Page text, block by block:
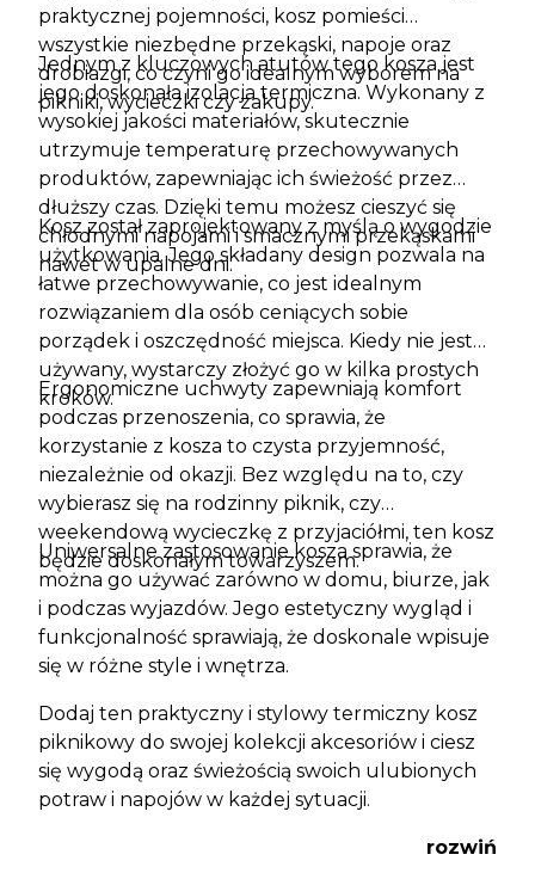
praktycznej pojemności, kosz pomieści
wszystkie niezbędne przekąski, napoje oraz
drobiazgi, co czyni go idealnym wyborem na
pikniki, wycieczki czy zakupy.
Jednym z kluczowych atutów tego kosza jest
jego doskonała izolacja termiczna. Wykonany z
wysokiej jakości materiałów, skutecznie
utrzymuje temperaturę przechowywanych
produktów, zapewniając ich świeżość przez
dłuższy czas. Dzięki temu możesz cieszyć się
chłodnymi napojami i smacznymi przekąskami
nawet w upalne dni.
Kosz został zaprojektowany z myślą o wygodzie
użytkowania. Jego składany design pozwala na
łatwe przechowywanie, co jest idealnym
rozwiązaniem dla osób ceniących sobie
porządek i oszczędność miejsca. Kiedy nie jest
używany, wystarczy złożyć go w kilka prostych
kroków.
Ergonomiczne uchwyty zapewniają komfort
podczas przenoszenia, co sprawia, że
korzystanie z kosza to czysta przyjemność,
niezależnie od okazji. Bez względu na to, czy
wybierasz się na rodzinny piknik, czy
weekendową wycieczkę z przyjaciółmi, ten kosz
będzie doskonałym towarzyszem.
Uniwersalne zastosowanie kosza sprawia, że
można go używać zarówno w domu, biurze, jak
i podczas wyjazdów. Jego estetyczny wygląd i
funkcjonalność sprawiają, że doskonale wpisuje
się w różne style i wnętrza.
Dodaj ten praktyczny i stylowy termiczny kosz
piknikowy do swojej kolekcji akcesoriów i ciesz
się wygodą oraz świeżością swoich ulubionych
potraw i napojów w każdej sytuacji.
rozwiń